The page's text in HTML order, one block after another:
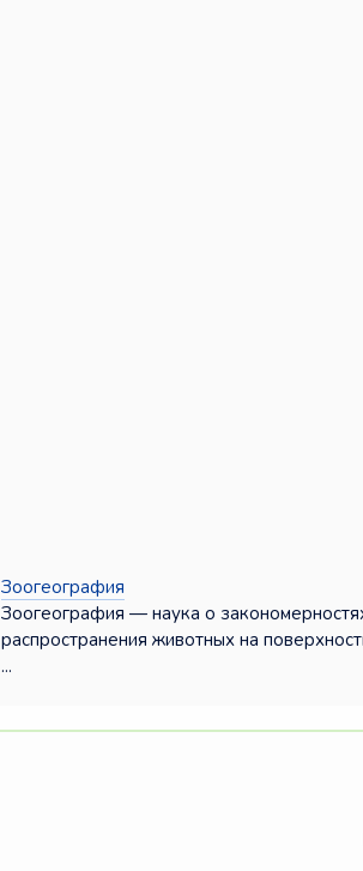
Зоогеография
Зоогеография — наука о
распространения животных на
...